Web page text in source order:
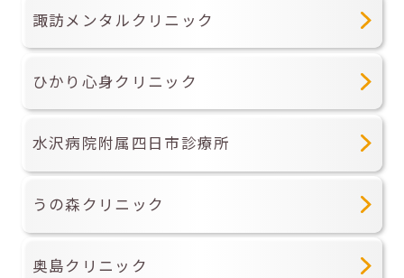
諏訪メンタルクリニック
ひかり心身クリニック
水沢病院附属四日市診療所
うの森クリニック
奥島クリニック